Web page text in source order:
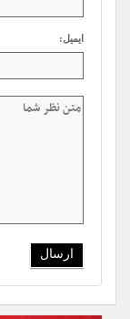
ایمیل: